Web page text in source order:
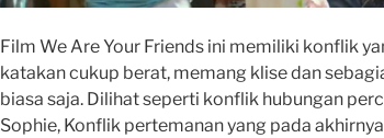
Film We Are Your Friends ini memiliki konflik
katakan cukup berat, memang klise dan
biasa saja. Dilihat seperti konflik hubungan
Sophie, Konflik pertemanan yang pada